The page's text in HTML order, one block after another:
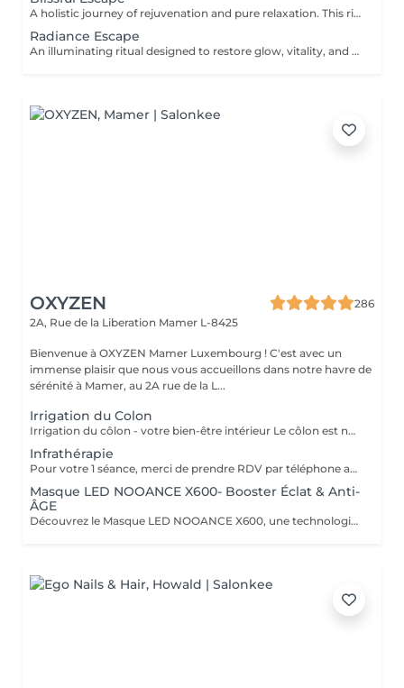
A holistic journey of rejuvenation and pure relaxation. This ritual begins with an anti-aging face massage, restoring radiance and vitality to the skin. A soothing head & scalp massage follows, melting away tension and calming the mind. The experience continues with a revitalizing foot scrub, completed by an indulgent foot and leg massage that stimulates circulation and brings balance to the whole body. A luxurious escape that blends beauty, relaxation, and renewal which leaves you in a state of true bliss.
Radiance Escape
An illuminating ritual designed to restore glow, vitality, and deep relaxation. Your journey begins with a rejuvenating anti-aging facial, which enhances skin radiance and promotes a youthful complexion. A revitalizing foot scrub follows, awakening the senses and preparing the body for total relaxation. The experience culminates in a full-body massage, releasing tension, soothing muscles, and harmonising the body and mind. A complete escape that unites beauty and well-being, leaving you radiant from head to toe.
OXYZEN
286
2A, Rue de la Liberation Mamer L-8425
Bienvenue à OXYZEN Mamer Luxembourg ! C'est avec un
immense plaisir que nous vous accueillons dans notre havre de
sérénité à Mamer, au 2A rue de la L...
Irrigation du Colon
Irrigation du côlon - votre bien-être intérieur Le côlon est notre deuxième cerveau : pour une véritable harmonie, il est essentiel de prendre soin à la fois de son mental et de sa digestion. Une séance se déroule en deux temps : - Un échange personnalisé sur votre hygiène de vie, afin de vous donner des conseils alimentaires adaptés.( + ou - 30 minutes) - La séance d'irrigation ( + ou - 45 minutes), réalisée en douceur avec un appareil spécialisé, pour purifier et régénérer votre système digestif. Bienfaits : * Soulage ballonnements et lourdeurs * Améliore le transit * Élimine gaz et fermentations * Favorise une flore intestinale équilibrée * Apporte légèreté, vitalité et détente L'extérieur reflète l'intérieur : une peau lumineuse et un bien-être visible commencent par un côlon équilibré. Pour plus d'informations, consultez notre site : https://www.oxyzen.lu/massages/irrigation-du-colon.html
Infrathérapie
Pour votre 1 séance, merci de prendre RDV par téléphone afin que nous puissions définir ensemble le programme le plus adapté à vos attentes : +352 661 271 063 Infrathérapie Vital Dome une chaleur douce et profonde Souvent comparée au sauna, l'infrathérapie est différente : elle utilise les infrarouges longs (sans lumière, chaleur progressive). Résultat : une élimination jusqu'à 20 fois plus de toxines et metaux lourds qu'un sauna classique, tout en apportant confort et détente. Bienfaits : * Détox : élimine toxines et métaux lourds, relance le drainage, oxygène les tissus. * Beauté : raffermit, régénère la peau, atténue rides et cellulite. * Relaxation : réduit stress, tensions nerveuses et améliore le sommeil. * Sport : récupération, oxygénation musculaire, réduit courbatures et raideurs. * Santé : stimule l'immunité, apaise douleurs articulaires et rhumatismes. * Saisons : en hiver, réchauffe durablement et prévient les maux ; en été, soulage jambes lourdes et rétention d'eau. Avec ses 38 programmes personnalisés, l'infrathérapie s'adapte à vos besoins Cure conseillée : 1 à 2 séances par semaine pendant 5 semaines, puis 1 toutes les 1 à 2 semaines. Tarifs : séance 45 min 49€ | séance 60 min 59€ | forfaits disponibles : Séances de 45 min 5 séances : 200€ 10 séances : 350€ 20 séances : 600€ Séances de 60 min. 1 séance de 1h : 59€ 5 séances : 240€ 10 séances : 475€ 20 séances : 850€ Pour plus d'informations, consultez notre site : https://www.oxyzen.lu/massages/infratherapie.html
Masque LED NOOANCE X600- Booster Éclat & Anti-
ÂGE
Découvrez le Masque LED NOOANCE X600, une technologie de luminothérapie conçue pour améliorer l'éclat de la peau, stimuler le collagène et aider à réduire les signes de fatigue et de l'âge en seulement 10 minutes. Séance découverte : 15€ au lieu de 20€ Si vous testez le masque puis décidez de l'acheter chez OXYZEN MAMER : 10% de remise sur le masque NOOANCE X600 : 629,10€ au lieu de 699€ Séance découverte remboursée : -20€ 2 séances d'Infrathérapie offertes d'une valeur de 98€ Soit un avantage total de 187,90€ offert chez OXYZEN MAMER. L'association du Masque NOOANCE X600 et de l'Infrathérapie permet d'optimiser les résultats grâce à une meilleure stimulation et récupération cellulaire.